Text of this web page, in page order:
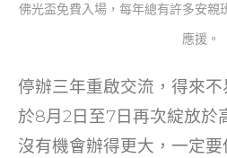
佛光盃免費入場，每年總有許多安親
應援。
停辦三年重啟交流，得來
於8月2日至7日再次綻放於
沒有機會辦得更大，一定